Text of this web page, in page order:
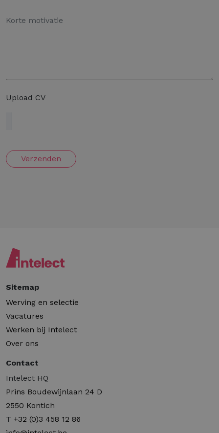
Upload CV
Verzenden
Sitemap
Werving en selectie
Vacatures
Werken bij Intelect
Over ons
Contact
Intelect HQ
Prins Boudewijnlaan 24 D
2550 Kontich
T +32 (0)3 458 12 86